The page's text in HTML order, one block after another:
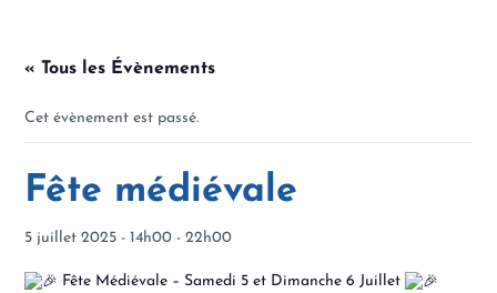
« Tous les Évènements
Cet évènement est passé.
Fête médiévale
5 juillet 2025 - 14h00 -22h00
Fête Médiévale – Samedi 5 et Dimanche 6 Juillet